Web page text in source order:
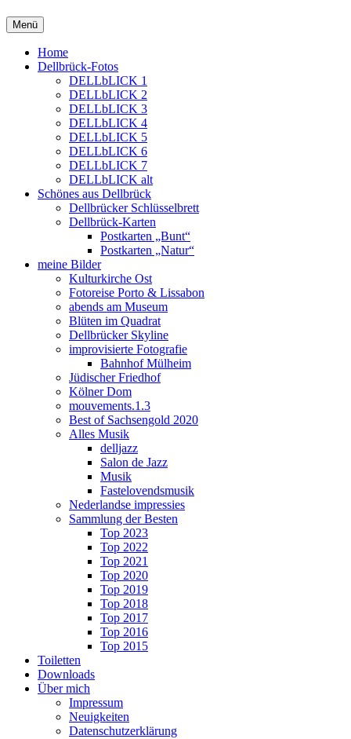
Springe
zum
Inhalt
Menü
Home
Dellbrück-Fotos
DELLbLICK 1
DELLbLICK 2
DELLbLICK 3
DELLbLICK 4
DELLbLICK 5
DELLbLICK 6
DELLbLICK 7
DELLbLICK alt
Schönes aus Dellbrück
Dellbrücker Schlüsselbrett
Dellbrück-Karten
Postkarten „Bunt“
Postkarten „Natur“
meine Bilder
Kulturkirche Ost
Fotoreise Porto & Lissabon
abends am Museum
Blüten im Quadrat
Dellbrücker Skyline
improvisierte Fotografie
Bahnhof Mülheim
Jüdischer Friedhof
Kölner Dom
mouvements.1.3
Best of Sachsengold 2020
Alles Musik
delljazz
Salon de Jazz
Musik
Fastelovendsmusik
Nederlandse impressies
Sammlung der Besten
Top 2023
Top 2022
Top 2021
Top 2020
Top 2019
Top 2018
Top 2017
Top 2016
Top 2015
Toiletten
Downloads
Über mich
Impressum
Neuigkeiten
Datenschutzerklärung